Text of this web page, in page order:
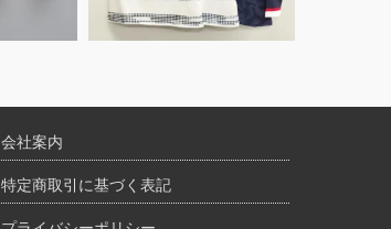
会社案内
特定商取引に基づく表記